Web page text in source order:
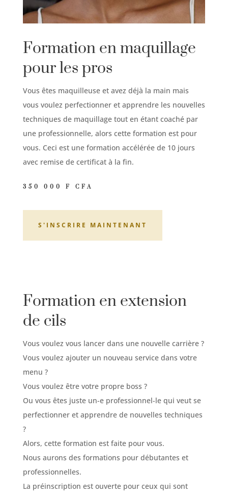
Formation en maquillage
pour les pros
Vous êtes maquilleuse et avez déjà la main mais
vous voulez perfectionner et apprendre les nouvelles
techniques de maquillage tout en étant coaché par
une professionnelle, alors cette formation est pour
vous. Ceci est une formation accélérée de 10 jours
avec remise de certificat à la fin.
350 000 F CFA
S'INSCRIRE MAINTENANT
Formation en extension
de cils
Vous voulez vous lancer dans une nouvelle carrière ?
Vous voulez ajouter un nouveau service dans votre
menu ?
Vous voulez être votre propre boss ?
Ou vous êtes juste un-e professionnel-le qui veut se
perfectionner et apprendre de nouvelles techniques
?
Alors, cette formation est faite pour vous.
Nous aurons des formations pour débutantes et
professionnelles.
La préinscription est ouverte pour ceux qui sont